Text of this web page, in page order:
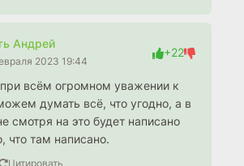
Андрей
2023 19:44
+22
всём огромном уважении к
думать всё, что угодно, а в
смотря на это будет написано
что там написано.
Цитировать